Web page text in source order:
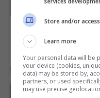
IN
Store and/or
Learn more
Your personal data will be
your device (cookies,
data) may be stored by,
partners, or used
may use precise